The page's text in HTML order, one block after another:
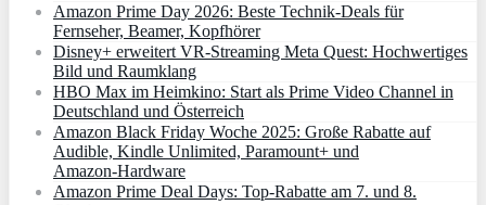
Amazon Prime Day 2026: Beste Technik-Deals für
Fernseher, Beamer, Kopfhörer
Disney+ erweitert VR‑Streaming Meta Quest: Hochwertiges
Bild und Raumklang
HBO Max im Heimkino: Start als Prime Video Channel in
Deutschland und Österreich
Amazon Black Friday Woche 2025: Große Rabatte auf
Audible, Kindle Unlimited, Paramount+ und
Amazon‑Hardware
Amazon Prime Deal Days: Top-Rabatte am 7. und 8.